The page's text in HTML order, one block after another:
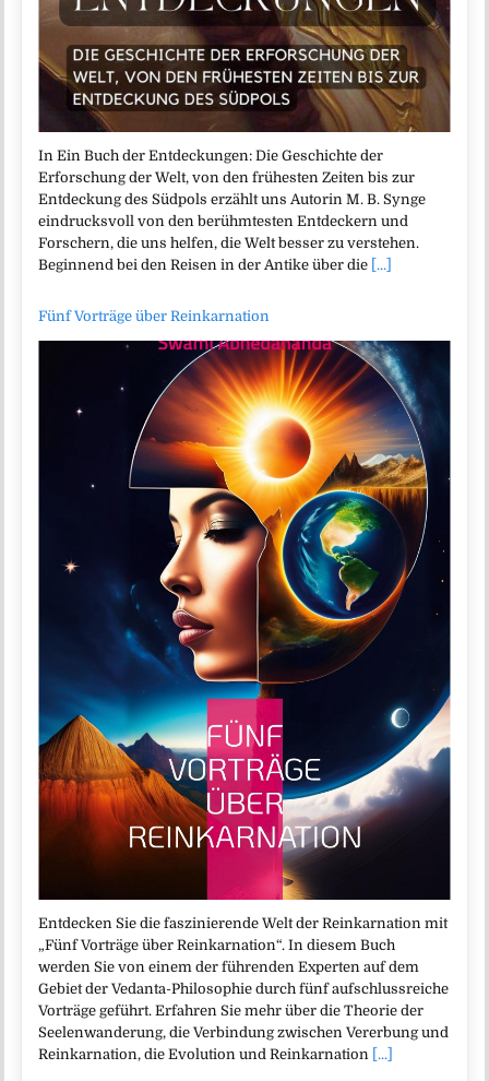
In Ein Buch der Entdeckungen: Die Geschichte der
Erforschung der Welt, von den frühesten Zeiten bis zur
Entdeckung des Südpols erzählt uns Autorin M. B. Synge
eindrucksvoll von den berühmtesten Entdeckern und
Forschern, die uns helfen, die Welt besser zu verstehen.
Beginnend bei den Reisen in der Antike über die [...]
Fünf Vorträge über Reinkarnation
Entdecken Sie die faszinierende Welt der Reinkarnation mit
„Fünf Vorträge über Reinkarnation“. In diesem Buch
werden Sie von einem der führenden Experten auf dem
Gebiet der Vedanta-Philosophie durch fünf aufschlussreiche
Vorträge geführt. Erfahren Sie mehr über die Theorie der
Seelenwanderung, die Verbindung zwischen Vererbung und
Reinkarnation, die Evolution und Reinkarnation [...]